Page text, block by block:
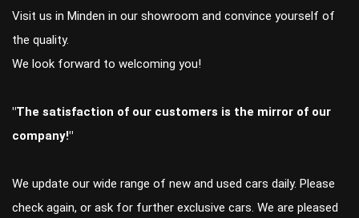
Visit us in Minden in our showroom and convince yourself of
the quality.
We look forward to welcoming you!
"The satisfaction of our customers is the mirror of our
company!"
We update our wide range of new and used cars daily. Please
check again, or ask for further exclusive cars. We are pleased